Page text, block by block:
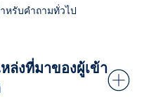
หรับคำถามทั่วไป
ล่งที่มาของผู้เข้า